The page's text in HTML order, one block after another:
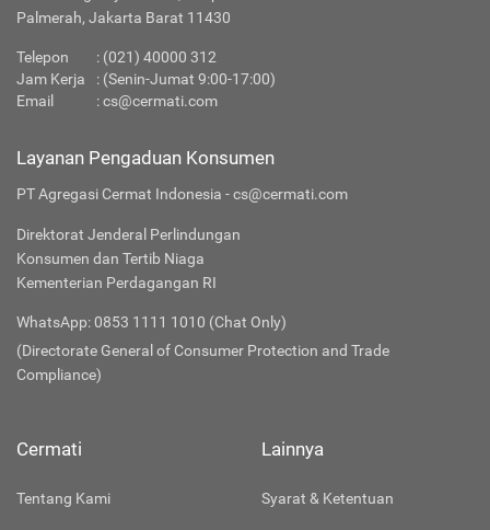
Palmerah, Jakarta Barat 11430
Telepon : (021) 40000 312
Jam Kerja
: (Senin-Jumat 9:00-17:00)
Email
:cs@cermati.com
Layanan Pengaduan Konsumen
PT Agregasi Cermat Indonesia - cs@cermati.com
Direktorat Jenderal Perlindungan
Konsumen dan Tertib Niaga
Kementerian Perdagangan RI
WhatsApp: 0853 1111 1010 (Chat Only)
(Directorate General of Consumer Protection and Trade
Compliance)
Cermati
Tentang Kami
Lainnya
Syarat & Ketentuan